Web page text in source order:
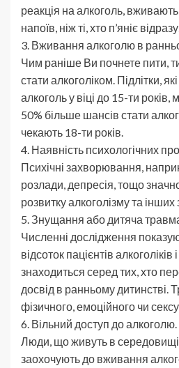
реакція на алкоголь,
напоїв, ніж ті, хто п’яніє
3. Вживання алкоголю в
Чим раніше Ви почнете пити,
стати алкоголіком. Підлітки,
алкоголь у віці до 15-ти
50% більше шансів стати
чекають 18-ти років.
4. Наявність психологічних
Психічні захворювання,
розлади, депресія, тощо
розвитку алкоголізму та
5. Знущання або дитяча
Численні дослідження
відсоток пацієнтів алкоголіків
знаходиться серед тих, хто
досвід в ранньому дитинстві.
фізичного, емоційного чи
6. Вільний доступ до алкоголю.
Люди, що живуть в
заохочують до вживання